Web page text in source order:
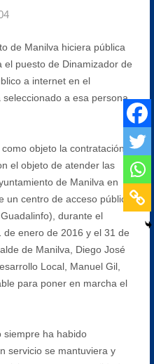
de Manilva hiciera pública
el puesto de Dinamizador de
a internet en el
a esa persona
objeto la contratación
el objeto de atender las
de Manilva en
un centro de acceso público
durante el
enero de 2016 y el 31 de
de Manilva, Diego José
Local, Manuel Gil,
para poner en marcha el
siempre ha habido
servicio se mantuviera y